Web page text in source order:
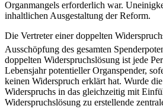
Organmangels erforderlich war.
inhaltlichen Ausgestaltung der Reform.
Die Vertreter einer doppelten
Ausschöpfung des gesamten
doppelten Widerspruchslösung ist jede
Lebensjahr potentieller Organspender,
keinen Widerspruch erklärt hat. Wurde
Widerspruchs in das gleichzeitig mit
Widerspruchslösung zu erstellende